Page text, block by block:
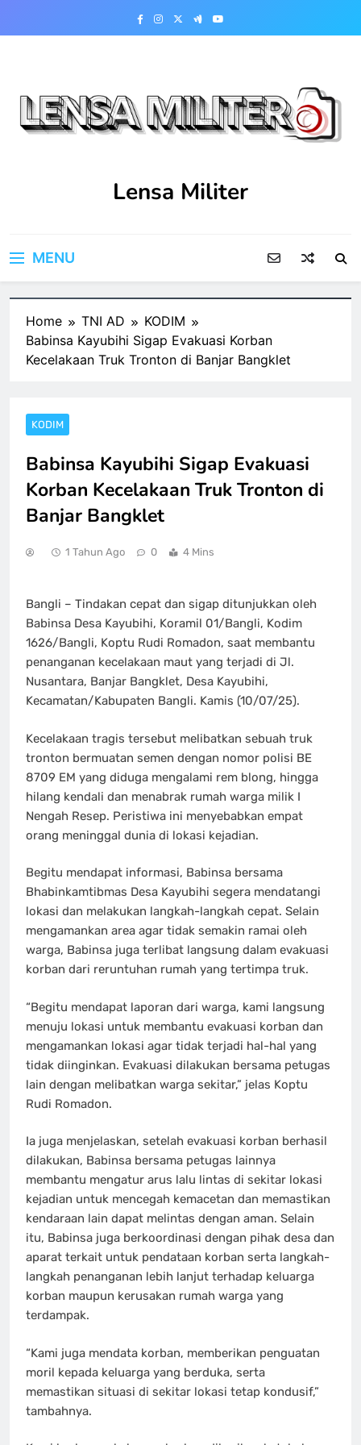
Lensa Militer
MENU
Home TNI AD
KODIM
Babinsa Kayubihi Sigap Evakuasi Korban
Kecelakaan Truk Tronton di Banjar Bangklet
KODIM
Babinsa Kayubihi Sigap Evakuasi
Korban Kecelakaan Truk Tronton di
Banjar Bangklet
1 Tahun Ago 0 4 Mins
Bangli – Tindakan cepat dan sigap ditunjukkan oleh
Babinsa Desa Kayubihi, Koramil 01/Bangli, Kodim
1626/Bangli, Koptu Rudi Romadon, saat membantu
penanganan kecelakaan maut yang terjadi di Jl.
Nusantara, Banjar Bangklet, Desa Kayubihi,
Kecamatan/Kabupaten Bangli. Kamis (10/07/25).
Kecelakaan tragis tersebut melibatkan sebuah truk
tronton bermuatan semen dengan nomor polisi BE
8709 EM yang diduga mengalami rem blong, hingga
hilang kendali dan menabrak rumah warga milik I
Nengah Resep. Peristiwa ini menyebabkan empat
orang meninggal dunia di lokasi kejadian.
Begitu mendapat informasi, Babinsa bersama
Bhabinkamtibmas Desa Kayubihi segera mendatangi
lokasi dan melakukan langkah-langkah cepat. Selain
mengamankan area agar tidak semakin ramai oleh
warga, Babinsa juga terlibat langsung dalam evakuasi
korban dari reruntuhan rumah yang tertimpa truk.
“Begitu mendapat laporan dari warga, kami langsung
menuju lokasi untuk membantu evakuasi korban dan
mengamankan lokasi agar tidak terjadi hal-hal yang
tidak diinginkan. Evakuasi dilakukan bersama petugas
lain dengan melibatkan warga sekitar,” jelas Koptu
Rudi Romadon.
Ia juga menjelaskan, setelah evakuasi korban berhasil
dilakukan, Babinsa bersama petugas lainnya
membantu mengatur arus lalu lintas di sekitar lokasi
kejadian untuk mencegah kemacetan dan memastikan
kendaraan lain dapat melintas dengan aman. Selain
itu, Babinsa juga berkoordinasi dengan pihak desa dan
aparat terkait untuk pendataan korban serta langkah-
langkah penanganan lebih lanjut terhadap keluarga
korban maupun kerusakan rumah warga yang
terdampak.
“Kami juga mendata korban, memberikan penguatan
moril kepada keluarga yang berduka, serta
memastikan situasi di sekitar lokasi tetap kondusif,”
tambahnya.